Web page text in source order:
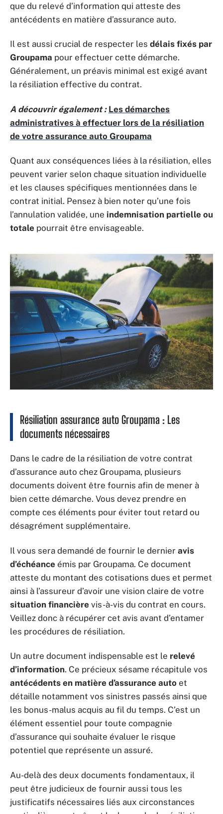
que du relevé d’information qui atteste des
antécédents en matière d’assurance auto.
Il est aussi crucial de respecter les délais fixés par
Groupama pour effectuer cette démarche.
Généralement, un préavis minimal est exigé avant
la résiliation effective du contrat.
A découvrir également : Les démarches
administratives à effectuer lors de la résiliation
de votre assurance auto Groupama
Quant aux conséquences liées à la résiliation, elles
peuvent varier selon chaque situation individuelle
et les clauses spécifiques mentionnées dans le
contrat initial. Pensez à bien noter qu’une fois
l’annulation validée, une indemnisation partielle ou
totale pourrait être envisageable.
Résiliation assurance auto Groupama : Les
documents nécessaires
Dans le cadre de la résiliation de votre contrat
d’assurance auto chez Groupama, plusieurs
documents doivent être fournis afin de mener à
bien cette démarche. Vous devez prendre en
compte ces éléments pour éviter tout retard ou
désagrément supplémentaire.
Il vous sera demandé de fournir le dernier avis
d’échéance émis par Groupama. Ce document
atteste du montant des cotisations dues et permet
ainsi à l’assureur d’avoir une vision claire de votre
situation financière vis-à-vis du contrat en cours.
Veillez donc à récupérer cet avis avant d’entamer
les procédures de résiliation.
Un autre document indispensable est le relevé
d’information. Ce précieux sésame récapitule vos
antécédents en matière d’assurance auto et
détaille notamment vos sinistres passés ainsi que
les bonus-malus acquis au fil du temps. C’est un
élément essentiel pour toute compagnie
d’assurance qui souhaite évaluer le risque
potentiel que représente un assuré.
Au-delà des deux documents fondamentaux, il
peut être judicieux de fournir aussi tous les
justificatifs nécessaires liés aux circonstances